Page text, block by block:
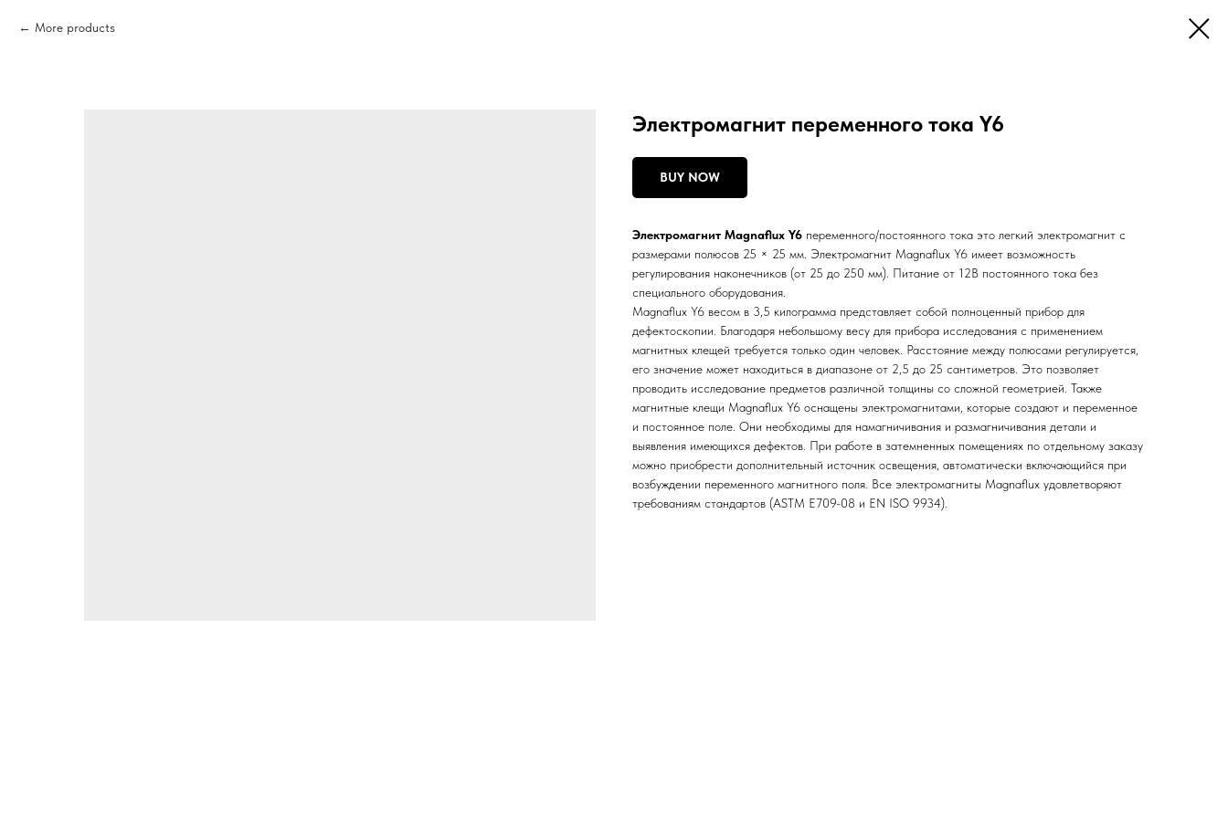
More products
Электромагнит переменного тока Y6
BUY NOW
Электромагнит Magnaflux Y6 переменного/постоянного тока это легкий электромагнит с
размерами полюсов 25 × 25 мм. Электромагнит Magnaflux Y6 имеет возможность
регулирования наконечников (от 25 до 250 мм). Питание от 12В постоянного тока без
специального оборудования.
Magnaflux Y6 весом в 3,5 килограмма представляет собой полноценный прибор для
дефектоскопии. Благодаря небольшому весу для прибора исследования с применением
магнитных клещей требуется только один человек. Расстояние между полюсами регулируется,
его значение может находиться в диапазоне от 2,5 до 25 сантиметров. Это позволяет
проводить исследование предметов различной толщины со сложной геометрией. Также
магнитные клещи Magnaflux Y6 оснащены электромагнитами, которые создают и переменное
и постоянное поле. Они необходимы для намагничивания и размагничивания детали и
выявления имеющихся дефектов. При работе в затемненных помещениях по отдельному заказу
можно приобрести дополнительный источник освещения, автоматически включающийся при
возбуждении переменного магнитного поля. Все электромагниты Magnaflux удовлетворяют
требованиям стандартов (ASTM E709-08 и EN ISO 9934).